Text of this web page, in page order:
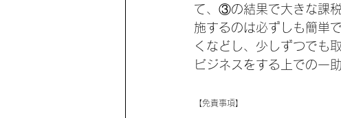
て、③の結果で大きな課
施するのは必ずしも簡単
くなどし、少しずつでも
ビジネスをする上での一
【免責事項】